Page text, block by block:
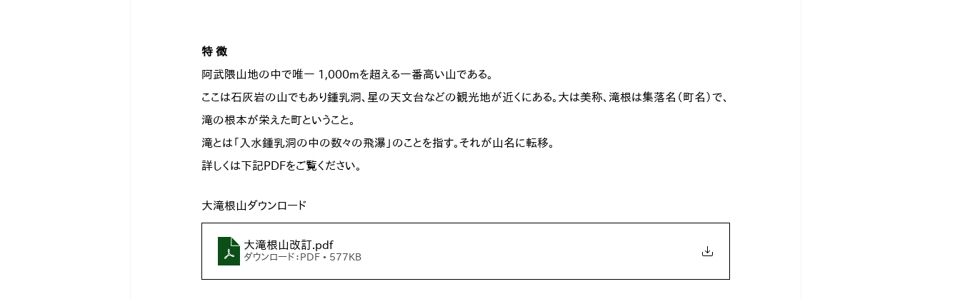
特 徴
阿武隈山地の中で唯一 1,000mを超える一番高い山である。
ここは石灰岩の山でもあり鍾乳洞、星の天文台などの観光地が近くにある。大は美称、滝根は集落名（町名）で、
滝の根本が栄えた町ということ。
滝とは「入水鍾乳洞の中の数々の飛瀑」のことを指す。それが山名に転移。
詳しくは下記PDFをご覧ください。
大滝根山ダウンロード
大滝根山改訂 .pdf
ダウンロード：PDF • 577KB